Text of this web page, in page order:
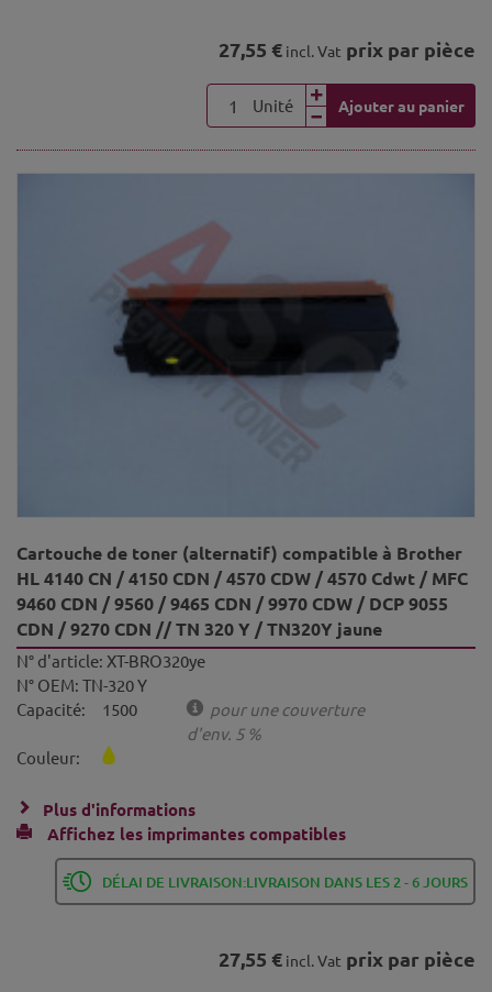
27,55 € incl. Vat prix par pièce
Unité Ajouter au panier
Cartouche de toner (alternatif) compatible à Brother
HL 4140 CN / 4150 CDN / 4570 CDW / 4570 Cdwt / MFC
9460 CDN / 9560 / 9465 CDN / 9970 CDW / DCP 9055
CDN / 9270 CDN // TN 320 Y / TN320Y jaune
N° d'article: XT-BRO320ye
N° OEM: TN-320 Y
Capacité:
1500
pour une couverture
d'env. 5 %
Couleur:
Plus d'informations
Affichez les imprimantes compatibles
DÉLAI DE LIVRAISON:LIVRAISON DANS LES 2 - 6 JOURS
27,55 € incl. Vat prix par pièce